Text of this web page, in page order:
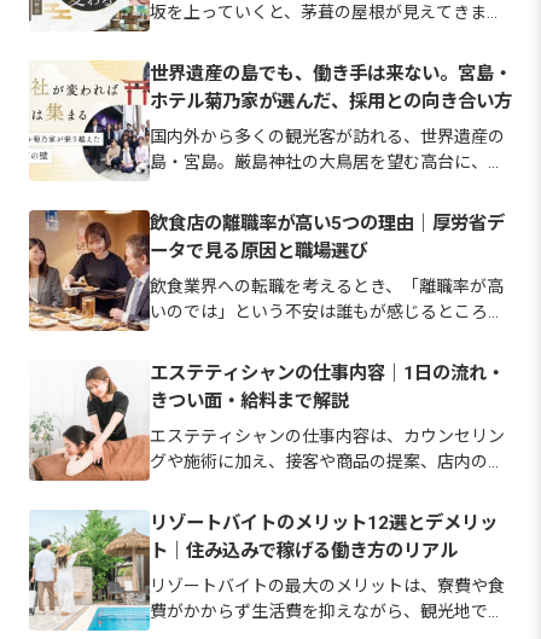
坂を上っていくと、茅葺の屋根が見えてきま
られてきた佇まいです。 しかし、一緒に旅館を
守り続ける仲間探しにおいては、伝統を未来へ
つなぐために過去の慣習に固執…
世界遺産の島でも、働き手は来ない。宮島・
ホテル菊乃家が選んだ、採用との向き合い方
国内外から多くの観光客が訪れる、世界遺産の
島・宮島。厳島神社の大鳥居を望む高台に、ホ
こられる“宮島の我が家”」というスローガンを
掲げ、訪れるお客様を「お帰りなさい」と温か
く迎え入れてきた宿です。 …
飲食店の離職率が高い5つの理由｜厚労省デ
ータで見る原因と職場選び
飲食業界への転職を考えるとき、「離職率が高
いのでは」という不安は誰もが感じるところで
令和6年で25.1%と、全産業平均より高い水準に
あります。 ただし、その背景にある理由は労働
時間や休日、賃金など…
エステティシャンの仕事内容｜1日の流れ・
きつい面・給料まで解説
エステティシャンの仕事内容は、カウンセリン
グや施術に加え、接客や商品の提案、店内の衛
容師のような必須の国家資格はなく、未経験か
ら始められる職場も少なくありません。 この記
事では、仕事内容の全体像と…
リゾートバイトのメリット12選とデメリッ
ト｜住み込みで稼げる働き方のリアル
リゾートバイトの最大のメリットは、寮費や食
費がかからず生活費を抑えながら、観光地で暮